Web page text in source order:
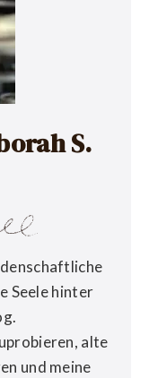
S.
Seele hinter
alte
und meine